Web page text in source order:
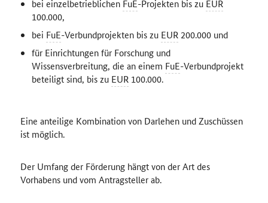
bei einzelbetrieblichen FuE-Projekten bis zu EUR
100.000,
bei FuE-Verbundprojekten bis zu EUR200.000 und
für Einrichtungen für Forschung und
Wissensverbreitung, die an einem FuE-Verbundprojekt
beteiligt sind, bis zu EUR100.000.
Eine anteilige Kombination von Darlehen und Zuschüssen
ist möglich.
Der Umfang der Förderung hängt von der Art des
Vorhabens und vom Antragsteller ab.